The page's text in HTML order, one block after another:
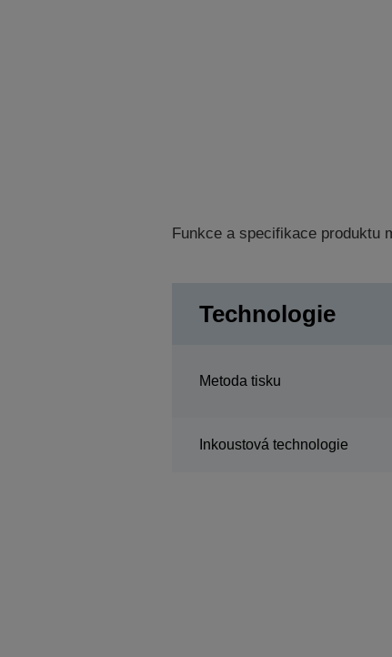
Funkce a specifikace produktu
Technologie
Metoda tisku
Inkoustová technologie